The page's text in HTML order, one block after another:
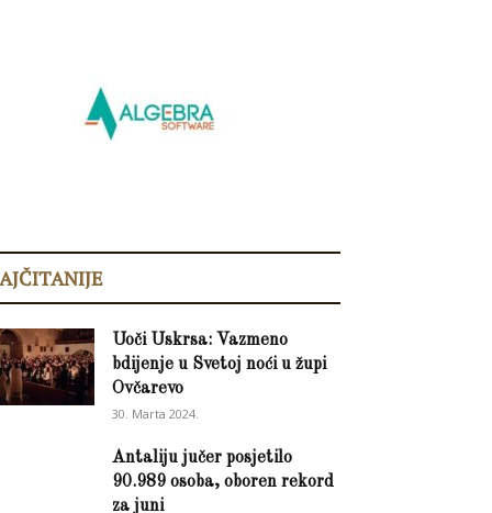
Uoči Uskrsa: Vazmeno
bdijenje u Svetoj noći u župi
Ovčarevo
30. Marta 2024.
Antaliju jučer posjetilo
90.989 osoba, oboren rekord
za juni